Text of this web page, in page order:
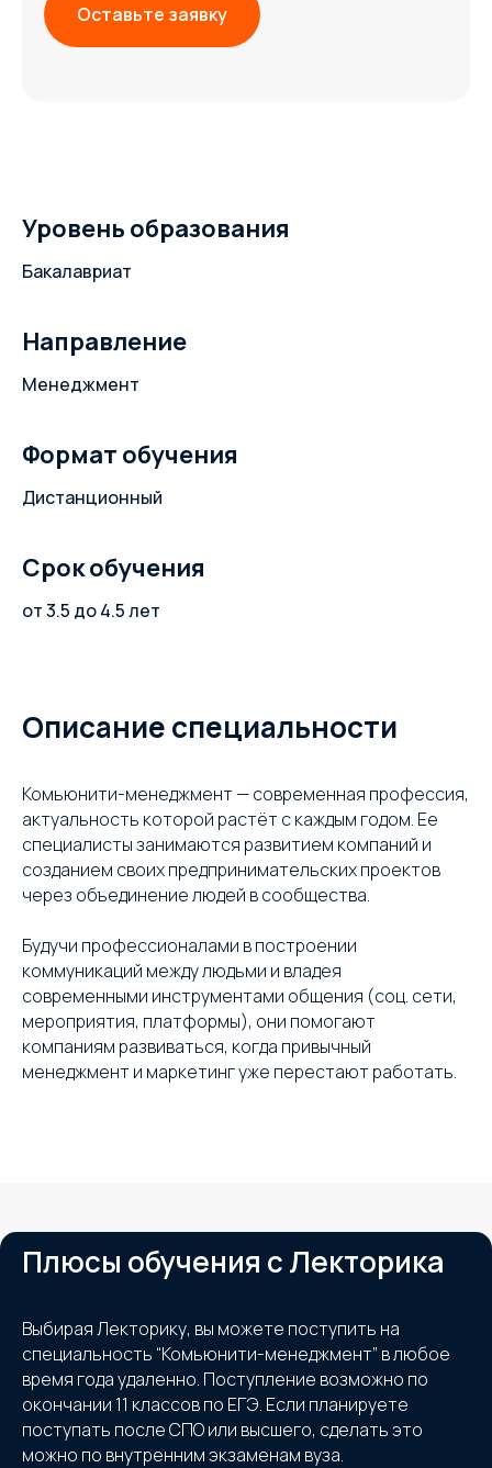
Оставьте заявку
Уровень образования
Бакалавриат
Направление
Менеджмент
Формат обучения
Дистанционный
Срок обучения
от 3.5 до 4.5 лет
Описание специальности
Комьюнити-менеджмент — современная профессия,
актуальность которой растёт с каждым годом. Ее
специалисты занимаются развитием компаний и
созданием своих предпринимательских проектов
через объединение людей в сообщества.
Будучи профессионалами в построении
коммуникаций между людьми и владея
современными инструментами общения (соц. сети,
мероприятия, платформы), они помогают
компаниям развиваться, когда привычный
менеджмент и маркетинг уже перестают работать.
Плюсы обучения с Лекторика
Выбирая Лекторику, вы можете поступить на
специальность “Комьюнити-менеджмент” в любое
время года удаленно. Поступление возможно по
окончании 11 классов по ЕГЭ. Если планируете
поступать после СПО или высшего, сделать это
можно по внутренним экзаменам вуза.